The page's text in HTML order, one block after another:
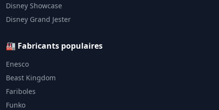
Disney Showcase
Disney Grand Jester
🏭 Fabricants populaires
Enesco
Beast Kingdom
Fariboles
Funko